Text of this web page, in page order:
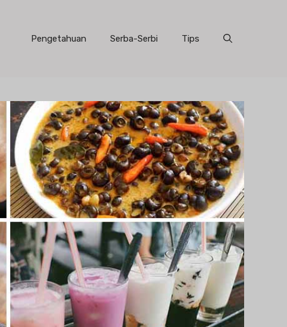
Pengetahuan Serba-Serbi Tips